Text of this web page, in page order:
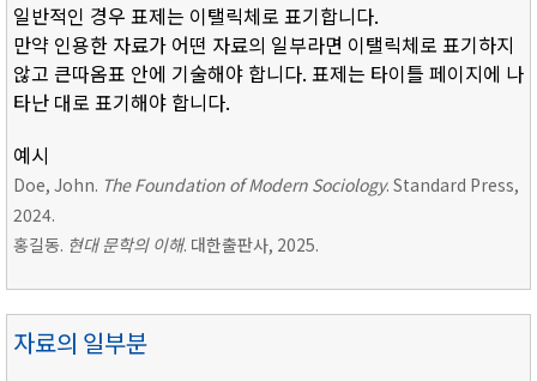
일반적인 경우 표제는 이탤릭체로 표기합니다.
만약 인용한 자료가 어떤 자료의 일부라면 이탤릭체로 표기하지
않고 큰따옴표 안에 기술해야 합니다. 표제는 타이틀 페이지에 나
타난 대로 표기해야 합니다.
예시
Doe, John. The Foundation of Modern Sociology. Standard Press,
2024.
홍길동. 현대 문학의 이해. 대한출판사, 2025.
자료의 일부분